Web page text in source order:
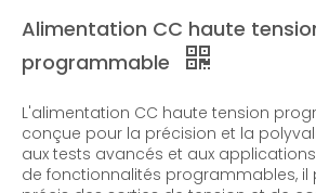
Alimentation CC haute
programmable
L'alimentation CC haute tension
conçue pour la précision et la
aux tests avancés et aux
de fonctionnalités programmables, il